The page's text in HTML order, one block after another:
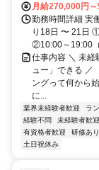
月給270,000円
勤務時間詳細 実
り18日 〜 21日
②10:00～19:00
仕事内容 ＼ 未経
ュー」できる ／
ングって何から
に...
業界未経験者歓迎 ラ
経験不問
未経験者歓迎
有資格者歓迎
研修あり
土日祝休み